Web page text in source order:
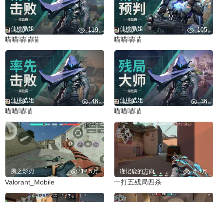
仙桃酷姐 119
喵喵喵喵喵
仙桃酷姐 105
喵喵喵喵
仙桃酷姐 46
喵喵喵喵
仙桃酷姐 36
喵喵喵喵
風之影刃 12.5万
Valorant_Mobile
谨记鹿的方向 6.4万
一打五残局四杀